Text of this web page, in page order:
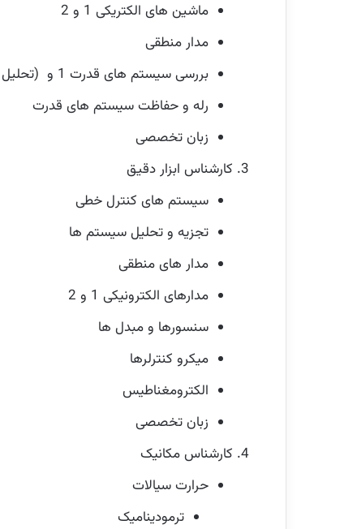
ماشین های الکتریکی 1 و 2
مدار منطقی
بررسی سیستم های قدرت 1 و (تحلیل سیستم های انرژی 1 و 2)
رله و حفاظت سیستم های قدرت
زبان تخصصی
کارشناس ابزار دقیق
سیستم های کنترل خطی
تجزیه و تحلیل سیستم ها
مدار های منطقی
مدارهای الکترونیکی 1 و 2
سنسورها و مبدل ها
میکرو کنترلرها
الکترومغناطیس
زبان تخصصی
کارشناس مکانیک
حرارت سیالات
ترمودینامیک